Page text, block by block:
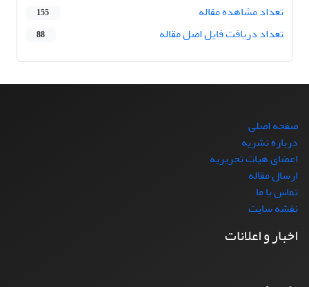
تعداد مشاهده مقاله
155
تعداد دریافت فایل اصل مقاله 88
صفحه اصلی
درباره نشریه
اعضای هیات تحریریه
ارسال مقاله
تماس با ما
نقشه سایت
اخبار و اعلانات